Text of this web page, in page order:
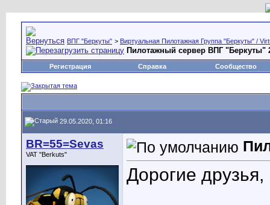
ВПГ "Беркуты" > Виртуальная Пилотажная Группа "Беркуты" /
Пилотажный сервер ВПГ "Беркуты"
Регистрация Справка Сообщество
29.05.2020, 01:16
BR=55=Sevas
VAT "Berkuts"
Дорогие